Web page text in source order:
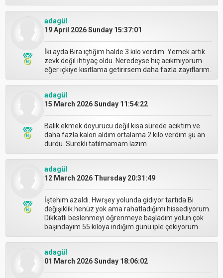
adagül
19 April 2026 Sunday 15:37:01
İki ayda Bira içtiğim halde 3 kilo verdim. Yemek artık
zevk değil ihtiyaç oldu. Neredeyse hiç acıkmıyorum
eğer içkiye kısıtlama getirirsem daha fazla zayıflarım.
adagül
15 March 2026 Sunday 11:54:22
Balık ekmek doyurucu değil kısa sürede acıktım ve
daha fazla kalori aldım.ortalama 2 kilo verdim şu an
durdu. Sürekli tatılmamam lazım
adagül
12 March 2026 Thursday 20:31:49
İştehım azaldı. Hwrşey yolunda gidiyor tartıda Bi
değişiklik henüz yok ama rahatladığımı hissediyorum.
Dikkatli beslenmeyi öğrenmeye başladım yolun çok
başındayım 55 kiloya indiğim günü iple çekiyorum.
adagül
01 March 2026 Sunday 18:06:02